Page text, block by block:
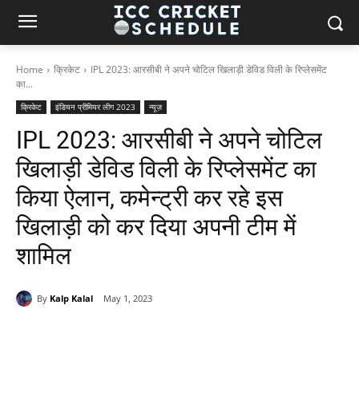
Home क्रिकेट
IPL 2023: आरसीबी ने अपने चोटिल खिलाड़ी डेविड विली के रिप्लेसमेंट
का...
क्रिकेट इंडियन प्रीमियर लीग 2023 न्यूज़
IPL 2023: आरसीबी ने अपने चोटिल
खिलाड़ी डेविड विली के रिप्लेसमेंट का
किया ऐलान, कमेन्ट्री कर रहे इस
खिलाड़ी को कर दिया अपनी टीम में
शामिल
By Kalp Kalal May 1, 2023